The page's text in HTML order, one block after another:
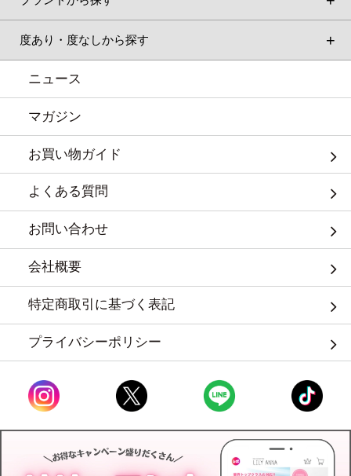
度あり・度なしから探す
ニュース
マガジン
お買い物ガイド
よくある質問
お問い合わせ
会社概要
特定商取引に基づく表記
プライバシーポリシー